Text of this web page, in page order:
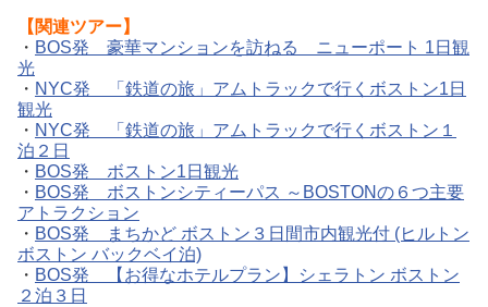
【関連ツアー】
・ BOS発 豪華マンションを訪ねる ニューポート 1日観
光
・ NYC発 「鉄道の旅」アムトラックで行くボストン1日
観光
・ NYC発 「鉄道の旅」アムトラックで行くボストン１
泊２日
・ BOS発 ボストン1日観光
・ BOS発 ボストンシティーパス ～BOSTONの６つ主要
アトラクション
・ BOS発 まちかど ボストン３日間市内観光付 (ヒルトン
ボストン バックベイ泊)
・ BOS発 【お得なホテルプラン】シェラトン ボストン
２泊３日